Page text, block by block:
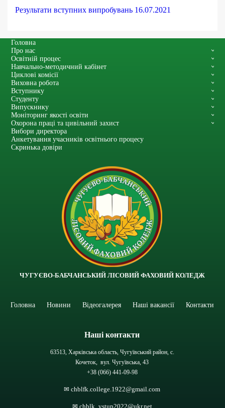
Результати вступних випробувань 16.07.2021
Головна
Про нас
Освітній процес
Навчально-методичний кабінет
Циклові комісії
Виховна робота
Вступнику
Студенту
Випускнику
Моніторинг якості освіти
Охорона праці та цивільний захист
Вибори директора
Анкетування учасників освітнього процесу
Скринька довіри
ЧУГУЄВО-БАБЧАНСЬКИЙ ЛІСОВИЙ ФАХОВИЙ КОЛЕДЖ
Головна Новини Відеогалерея Наші вакансії Контакти
Наші контакти
63513, Харківська область, Чугуївський район, с.
Кочеток, вул. Чугуївська, 43
+38 (066) 441-09-98
✉ chblfk.college.1922@gmail.com
✉ chblk_vstup2022@ukr.net